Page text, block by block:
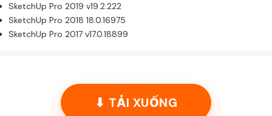
SketchUp Pro 2019 v19.2.222
SketchUp Pro 2018 18.0.16975
SketchUp Pro 2017 v17.0.18899
⬇ TẢI XUỐNG